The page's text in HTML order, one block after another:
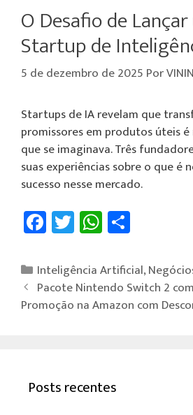
O Desafio de
Startup de
5 de dezembro de 2025 Por
Startups de IA revelam que
promissores em produtos úteis
que se imaginava. Três
suas experiências sobre o que é
sucesso nesse mercado.
Fa
ce
b
o
ok
T
wi
tt
er
W
h
at
sA
p
e
Inteligência Artificial,
Pacote Nintendo Switch 2
Promoção na Amazon com
Posts recentes